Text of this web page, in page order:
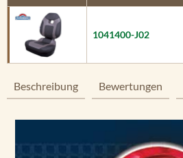
1041400-J02
Beschreibung Bewertungen